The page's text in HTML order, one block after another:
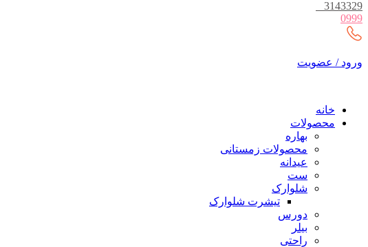
3143329
0999
ورود / عضویت
خانه
محصولات
بهاره
محصولات زمستانی
عیدانه
ست
شلوارک
تیشرت شلوارک
دورس
بیلر
راحتی